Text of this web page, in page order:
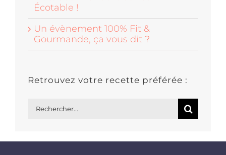
Écotable !
Un évènement 100% Fit &
Gourmande, ça vous dit ?
Retrouvez votre recette préférée :